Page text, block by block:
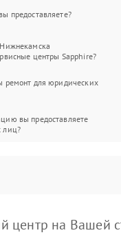
предоставляете?
центры Sapphire?
ремонт для юридических
вы предоставляете
лиц?
центр на Вашей